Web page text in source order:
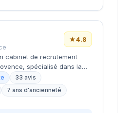
cabinet fonctionne selon un
préalables, garantissant un
adapté aux besoins
clients.
★4.8
cabinet de recrutement
spécialisé dans la
entreprises et candidats
régional et national.
de consultants expérimentés
le cabinet
33 avis
7 ans d'ancienneté